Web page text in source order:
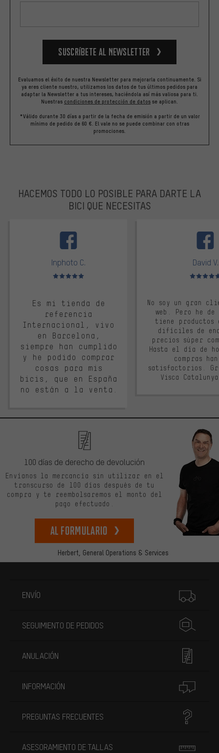
Suscríbete al newsletter
Evaluamos el éxito de nuestra Newsletter para mejorarla continuamente. Si
ya eres cliente nuestro, utilizamos los datos de tus últimos pedidos para
adaptar la Newsletter a tus intereses, haciéndola así más valiosa para ti.
Nuestras condiciones de protección de datos se aplican.
*Válido durante 30 días a partir de la fecha de emisión a partir de un valor
mínimo de pedido de 60 €. El vale no se puede combinar con otras
promociones.
HACEMOS TODO LO POSIBLE PARA DARTE LA
BICI QUE NECESITAS
Inphoto C.
Valoración media: 5 de 5
Es mi tienda de
referencia
Internacional, vivo
en Barcelona,
siempre han cumplido
y he podido comprar
cosas para mis
bicis, que en España
no están a la venta.
David V.
Valoración
No soy un gran
web. Pero he
tiene productos
difíciles de
precios súper
Hasta el día de
compras
satisfactorios.
Visca
Herbert, General Operations & Services
100 días de derecho de devolución
Envíanos la mercancía sin utilizar en el
transcurso de 100 días después de tu
compra y te reembolsaremos el monto del
pago efectuado.
Al formulario
ENVÍO
SEGUIMIENTO DE PEDIDOS
ANULACIÓN
INFORMACIÓN
PREGUNTAS FRECUENTES
ASESORAMIENTO DE TALLAS